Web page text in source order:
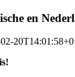
en